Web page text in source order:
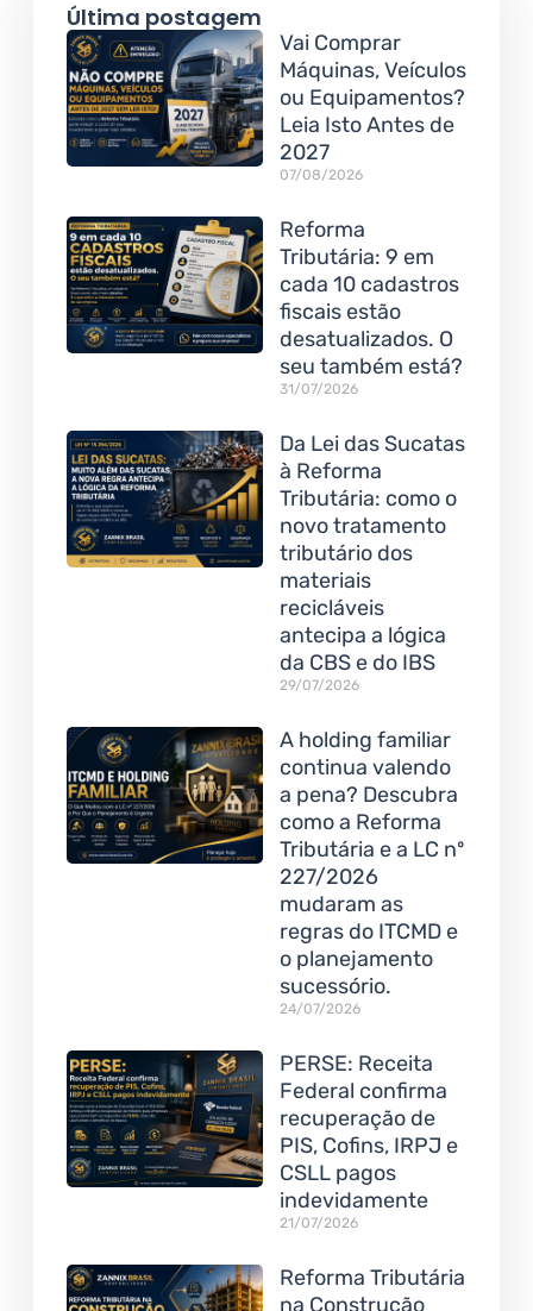
Última postagem
Vai Comprar
Máquinas, Veículos
ou Equipamentos?
Leia Isto Antes de
2027
07/08/2026
Reforma
Tributária: 9 em
cada 10 cadastros
fiscais estão
desatualizados. O
seu também está?
31/07/2026
Da Lei das Sucatas
à Reforma
Tributária: como o
novo tratamento
tributário dos
materiais
recicláveis
antecipa a lógica
da CBS e do IBS
29/07/2026
A holding familiar
continua valendo
a pena? Descubra
como a Reforma
Tributária e a LC nº
227/2026
mudaram as
regras do ITCMD e
o planejamento
sucessório.
24/07/2026
PERSE: Receita
Federal confirma
recuperação de
PIS, Cofins, IRPJ e
CSLL pagos
indevidamente
21/07/2026
Reforma Tributária
na Construção